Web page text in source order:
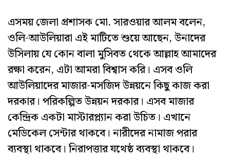
এসময় জেলা প্রশাসক মো. সারওয়ার আলম বলেন,
ওলি-আউলিয়ারা এই মাটিতে শুয়ে আছেন, উনাদের
উসিলায় যে কোন বালা মুসিবত থেকে আল্লাহ আমাদের
রক্ষা করেন, এটা আমরা বিশ্বাস করি। এসব ওলি
আউলিয়াদের মাজার-মসজিদ উন্নয়নে কিছু কাজ করা
দরকার। পরিকল্পিত উন্নয়ন দরকার। এসব মাজার
কেন্দ্রিক একটা মাস্টারপ্ল্যান করা উচিত। এখানে
মেডিকেল সেন্টার থাকবে। নারীদের নামাজ পরার
ব্যবস্থা থাকবে। নিরাপত্তার যথেষ্ঠ ব্যবস্থা থাকবে।